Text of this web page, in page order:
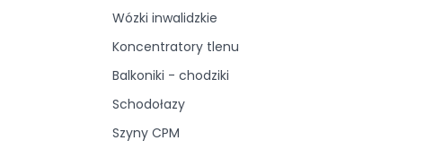
Wózki inwalidzkie
Koncentratory tlenu
Balkoniki - chodziki
Schodołazy
Szyny CPM